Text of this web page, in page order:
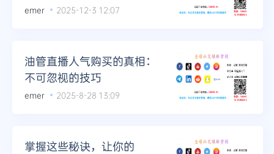
键点
emer 2025-12-3 12:07
油管直播人气购买的真相：
不可忽视的技巧
emer 2025-8-28 13:09
掌握这些秘诀，让你的